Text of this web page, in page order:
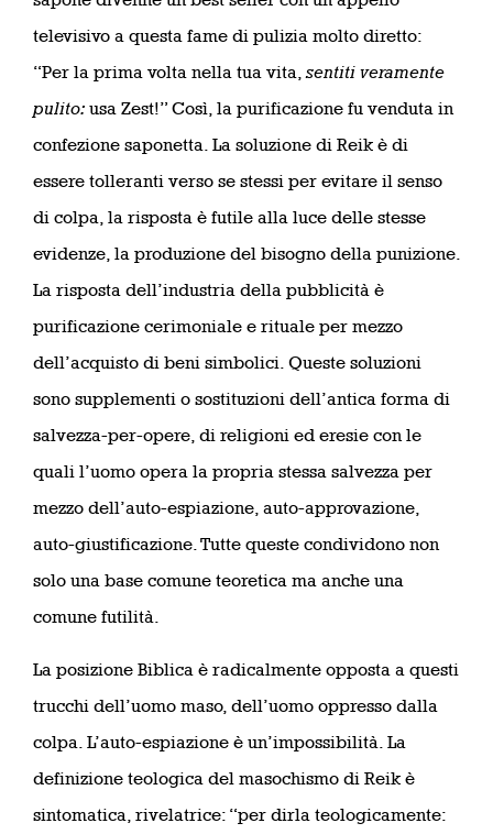
televisivo a questa fame di pulizia molto diretto:
“Per la prima volta nella tua vita,sentiti veramente
pulito: usa Zest!” Così, la purificazione fu venduta in
confezione saponetta. La soluzione di Reik è di
essere tolleranti verso se stessi per evitare il senso
di colpa, la risposta è futile alla luce delle stesse
evidenze, la produzione del bisogno della punizione.
La risposta dell’industria della pubblicità è
purificazione cerimoniale e rituale per mezzo
dell’acquisto di beni simbolici. Queste soluzioni
sono supplementi o sostituzioni dell’antica forma di
salvezza-per-opere, di religioni ed eresie con le
quali l’uomo opera la propria stessa salvezza per
mezzo dell’auto-espiazione, auto-approvazione,
auto-giustificazione. Tutte queste condividono non
solo una base comune teoretica ma anche una
comune futilità.
La posizione Biblica è radicalmente opposta a questi
trucchi dell’uomo maso, dell’uomo oppresso dalla
colpa. L’auto-espiazione è un’impossibilità. La
definizione teologica del masochismo di Reik è
sintomatica, rivelatrice: “per dirla teologicamente: